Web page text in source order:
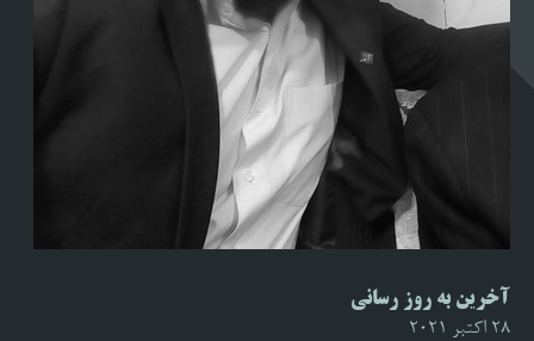
آخرین به روز رسانی
28 اکتبر 2021